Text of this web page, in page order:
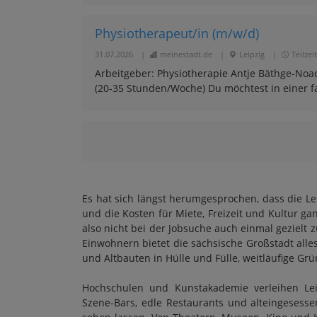
Physiotherapeut/in (m/w/d)
31.07.2026 meinestadt.de Leipzig Teilzeit
Arbeitgeber: Physiotherapie Antje Bäthge-
(20-35 Stunden/Woche) Du möchtest in
Es hat sich längst herumgesprochen, dass die
und die Kosten für Miete, Freizeit und Kultur
also nicht bei der Jobsuche auch einmal gezielt
Einwohnern bietet die sächsische Großstadt
und Altbauten in Hülle und Fülle, weitläufige
Hochschulen und Kunstakademie verleihen
Szene-Bars, edle Restaurants und